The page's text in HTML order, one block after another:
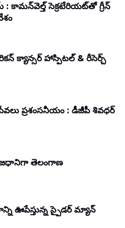
: కామన్‌వెల్త్ సెక్రటేరియట్‌తో గ్రీన్
క్యాన్సర్ హాస్పిటల్ & రీసెర్చ్
ప్రశంసనీయం : డీజీపీ శివధర్
తెలంగాణ
ఊపేస్తున్న స్పైడర్ మ్యాన్